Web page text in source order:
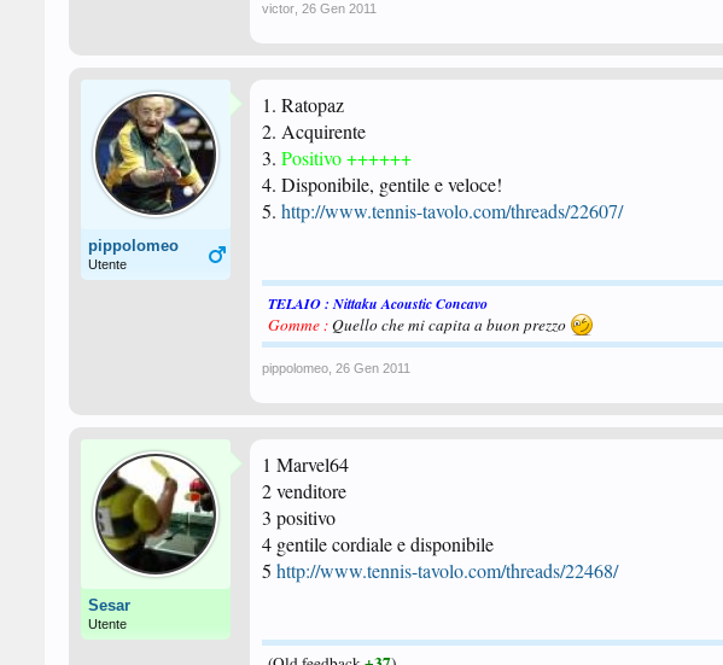
victor 26 Gen 2011
pippolomeo
Utente
1. Ratopaz
2. Acquirente
3. Positivo ++++++
4. Disponibile, gentile e veloce!
5. http://www.tennis-tavolo.com/threads/22607/
TELAIO : Nittaku Acoustic Concavo
Gomme :Quello che mi capita a buon prezzo
pippolomeo 26 Gen 2011
Sesar
Utente
1 Marvel64
2 venditore
3 positivo
4 gentile cordiale e disponibile
5 http://www.tennis-tavolo.com/threads/22468/